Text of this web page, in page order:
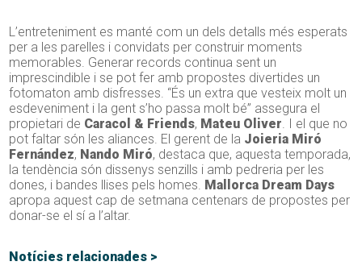
L’entreteniment es manté com un dels detalls més esperats
per a les parelles i convidats per construir moments
memorables. Generar records continua sent un
imprescindible i se pot fer amb propostes divertides un
fotomaton amb disfresses. “És un extra que vesteix molt un
esdeveniment i la gent s’ho passa molt bé” assegura el
propietari de Caracol & Friends, Mateu Oliver. I el que no
pot faltar són les aliances. El gerent de la Joieria Miró
Fernández, Nando Miró, destaca que, aquesta temporada,
la tendència són dissenys senzills i amb pedreria per les
dones, i bandes llises pels homes. Mallorca Dream Days
apropa aquest cap de setmana centenars de propostes per
donar-se el sí a l’altar.
Notícies relacionades >